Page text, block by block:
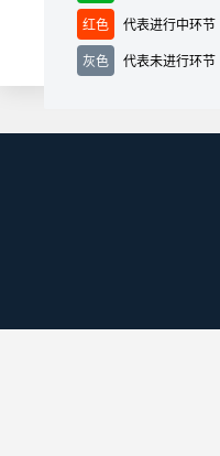
红色
代表进行中环节
灰色
代表未进行环节